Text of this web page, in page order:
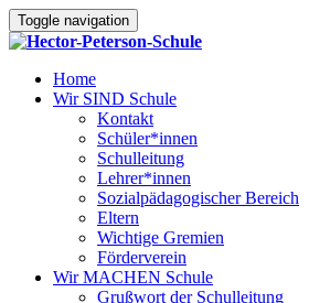
Toggle navigation
Home
Wir SIND Schule
Kontakt
Schüler*innen
Schulleitung
Lehrer*innen
Sozialpädagogischer Bereich
Eltern
Wichtige Gremien
Förderverein
Wir MACHEN Schule
Grußwort der Schulleitung